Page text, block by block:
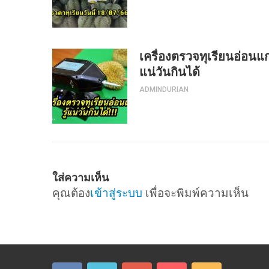
เครื่องตรวจทุเรียนอ่อนแ
แน่วันกินได้
ADMINDURIAN
ใส่ความเห็น
คุณต้องเข้าสู่ระบบ เพื่อจะพิมพ์ความเห็น